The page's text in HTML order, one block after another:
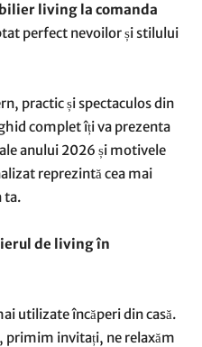
living la comanda
perfect nevoilor și stilului
practic și spectaculos din
complet îți va prezenta
anului 2026 și motivele
reprezintă cea mai
ta.
de living în
utilizate încăperi din casă.
primim invitați, ne relaxăm